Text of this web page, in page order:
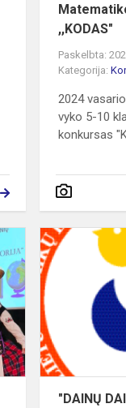
,,KODAS"
Paskelbta:
Kategorija:
2024
vyko 5-10
konkursas
Klaipėdos
miesto
mokyklų
viktorina-
konkursas
,,MAGIŠKOJI
ST...
"DAINŲ